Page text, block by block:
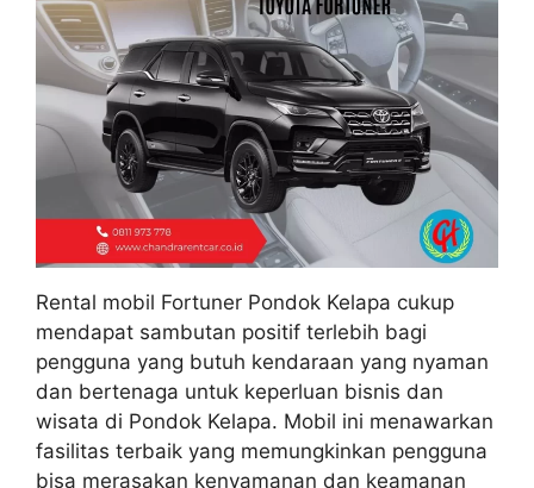
Rental mobil Fortuner Pondok Kelapa cukup
mendapat sambutan positif terlebih bagi
pengguna yang butuh kendaraan yang nyaman
dan bertenaga untuk keperluan bisnis dan
wisata di Pondok Kelapa. Mobil ini menawarkan
fasilitas terbaik yang memungkinkan pengguna
bisa merasakan kenyamanan dan keamanan